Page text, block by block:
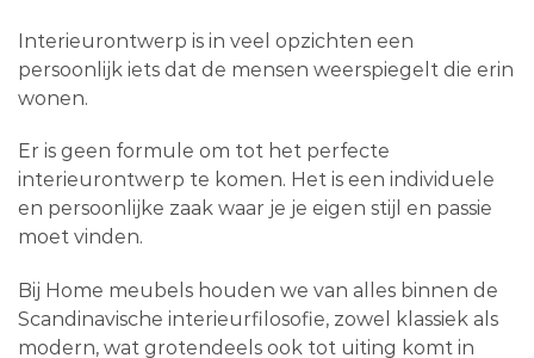
Interieurontwerp is in veel opzichten een
persoonlijk iets dat de mensen weerspiegelt die erin
wonen.
Er is geen formule om tot het perfecte
interieurontwerp te komen. Het is een individuele
en persoonlijke zaak waar je je eigen stijl en passie
moet vinden.
Bij Home meubels houden we van alles binnen de
Scandinavische interieurfilosofie, zowel klassiek als
modern, wat grotendeels ook tot uiting komt in